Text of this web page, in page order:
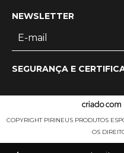
NEWSLETTER
SEGURANÇA E
COPYRIGHT PIRINEUS PRODUTOS
OS